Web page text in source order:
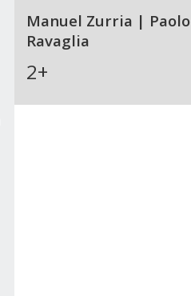
Manuel Zurria | Paolo
Ravaglia
2+